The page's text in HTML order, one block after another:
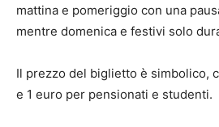
mattina e pomeriggio con una
mentre domenica e festivi solo
Il prezzo del biglietto è simbolico,
e 1 euro per pensionati e studenti.